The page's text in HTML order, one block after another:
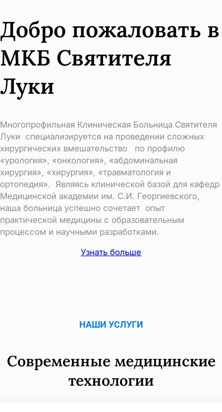
Добро пожаловать в
МКБ Святителя
Луки
Многопрофильная Клиническая Больница Святителя
Луки специализируется на проведении сложных
хирургических вмешательство по профилю
«урология», «онкология», «абдоминальная
хирургия», «хирургия», «травматология и
ортопедия». Являясь клинической базой для кафедр
Медицинской академии им. С.И. Георгиевского,
наша больница успешно сочетает опыт
практической медицины с образовательным
процессом и научными разработками.
Узнать больше
НАШИ УСЛУГИ
Современные медицинские
технологии